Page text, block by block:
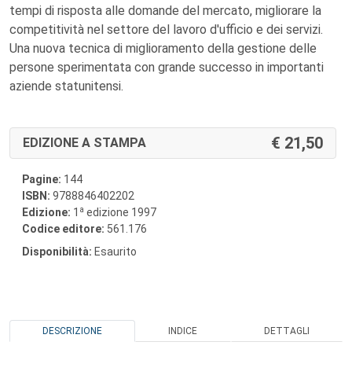
tempi di risposta alle domande del mercato, migliorare la
competitività nel settore del lavoro d'ufficio e dei servizi.
Una nuova tecnica di miglioramento della gestione delle
persone sperimentata con grande successo in importanti
aziende statunitensi.
EDIZIONE A STAMPA 21,50
Pagine: 144
ISBN: 9788846402202
Edizione: 1 a edizione 1997
Codice editore: 561.176
Disponibilità: Esaurito
DESCRIZIONE INDICE DETTAGLI